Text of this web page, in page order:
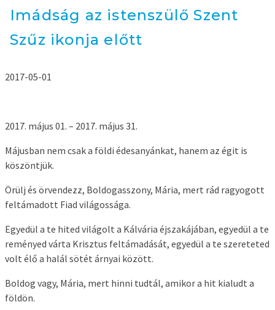
Imádság az istenszülő Szent
Szűz ikonja előtt
2017-05-01
2017. május 01. – 2017. május 31.
Májusban nem csak a földi édesanyánkat, hanem az égit is
köszöntjük.
Örülj és örvendezz, Boldogasszony, Mária, mert rád ragyogott
feltámadott Fiad világossága.
Egyedül a te hited világolt a Kálvária éjszakájában, egyedül a te
reményed várta Krisztus feltámadását, egyedül a te szereteted
volt élő a halál sötét árnyai között.
Boldog vagy, Mária, mert hinni tudtál, amikor a hit kialudt a
földön.